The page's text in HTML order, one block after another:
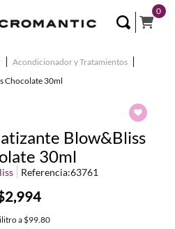
0
Acondicionador y Tratamientos
Chocolate 30ml
Blow&Bliss
30ml
Referencia:63761
a $99.80